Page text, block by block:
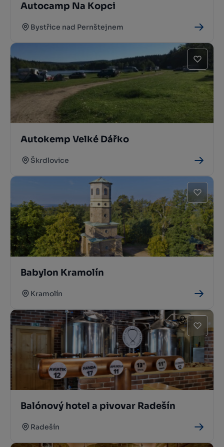
Autocamp Na Kopci
Bystřice nad Pernštejnem
Autokemp Velké Dářko
Škrdlovice
Babylon Kramolín
Kramolín
Balónový hotel a pivovar Radešín
Radešín